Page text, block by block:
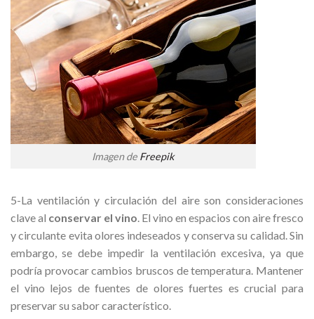
Imagen de Freepik
5-La ventilación y circulación del aire son consideraciones
clave al conservar el vino . El vino en espacios con aire fresco
y circulante evita olores indeseados y conserva su calidad. Sin
embargo, se debe impedir la ventilación excesiva, ya que
podría provocar cambios bruscos de temperatura. Mantener
el vino lejos de fuentes de olores fuertes es crucial para
preservar su sabor característico.